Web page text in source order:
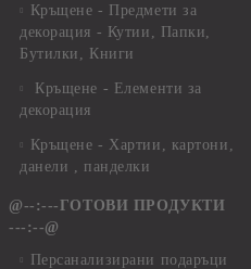
Кръщене - Предмети за
декорация - Кутии, Папки,
Бутилки, Книги
Кръщене - Елементи за
декорация
Кръщене - Хартии, картони,
данели , панделки
@--:---ГОТОВИ ПРОДУКТИ
---:--@
Персанализирани подаръци